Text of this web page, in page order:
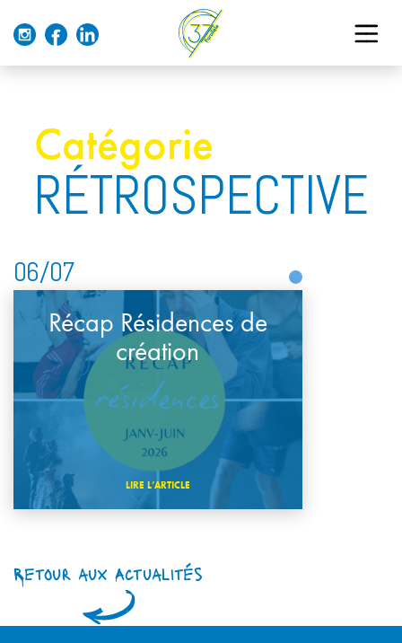
Catégorie
RÉTROSPECTIVE
06/07
Récap Résidences de
création
LIRE L’ARTICLE
Retour aux Actualités